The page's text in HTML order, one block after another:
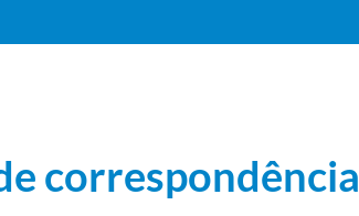
correspondência